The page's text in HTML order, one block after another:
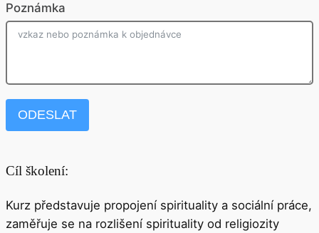
Poznámka
ODESLAT
Cíl školení:
Kurz představuje propojení spirituality a sociální práce,
zaměřuje se na rozlišení spirituality od religiozity